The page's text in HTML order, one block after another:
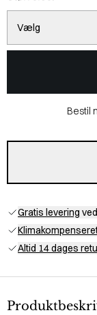
Vælg
Bestil
Gratis levering
Altid 14 dages